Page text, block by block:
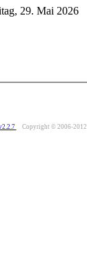
29. Mai 2026
Copyright © 2006-2012